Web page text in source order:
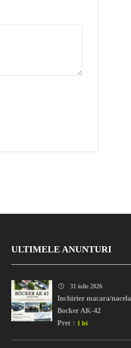
ULTIMELE ANUNTURI
31 iulie 2026
Inchiriez macara/nacela
Bocker AK-42
Pret : 1 lei